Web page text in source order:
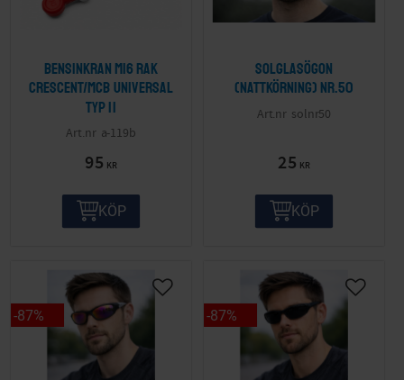
Bensinkran M16 Rak
Crescent/MCB Universal
Typ II
a-119b
95 KR
KÖP
Solglasögon
(nattkörning) nr.50
solnr50
25 KR
KÖP
87% 87%